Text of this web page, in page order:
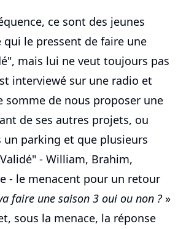
ce sont des jeunes
qui le pressent de faire une
mais lui ne veut toujours pas
interviewé sur une radio et
somme de nous proposer une
de ses autres projets, ou
un parking et que plusieurs
- William, Brahim,
- le menacent pour un retour
faire une saison 3 oui ou non ?»
sous la menace, la réponse